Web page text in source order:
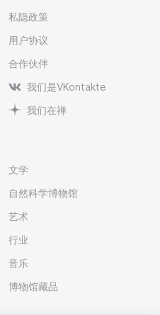
私隐政策
用户协议
合作伙伴
我们是VKontakte
我们在禅
文学
自然科学博物馆
艺术
行业
音乐
博物馆藏品